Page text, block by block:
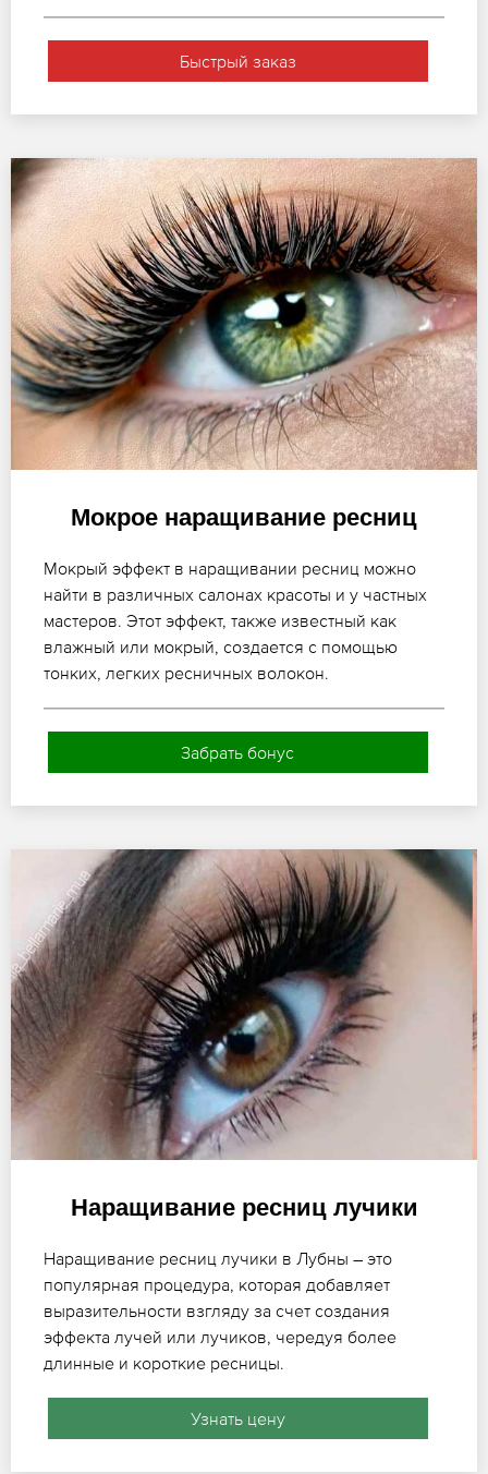
Быстрый заказ
Мокрое наращивание ресниц
Мокрый эффект в наращивании ресниц можно
найти в различных салонах красоты и у частных
мастеров. Этот эффект, также известный как
влажный или мокрый, создается с помощью
тонких, легких ресничных волокон.
Забрать бонус
Наращивание ресниц лучики
Наращивание ресниц лучики в Лубны – это
популярная процедура, которая добавляет
выразительности взгляду за счет создания
эффекта лучей или лучиков, чередуя более
длинные и короткие ресницы.
Узнать цену